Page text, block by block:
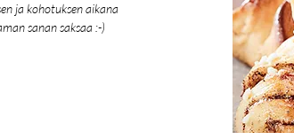
ja kohotuksen aikana
sanan saksaa :-)